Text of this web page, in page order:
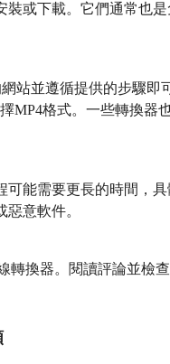
或下載。它們通常也
站並遵循提供的步驟即
MP4格式。一些轉換器
能需要更長的時間，具
意軟件。
換器。閱讀評論並檢